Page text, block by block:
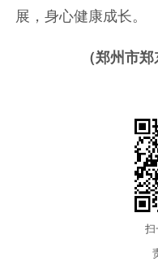
展，身心健康成长。
（郑州市